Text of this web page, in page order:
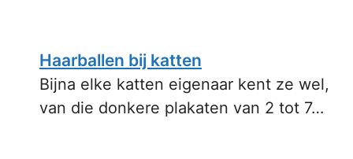
Haarballen bij katten
Bijna elke katten eigenaar kent ze wel,
van die donkere plakaten van 2 tot 7…